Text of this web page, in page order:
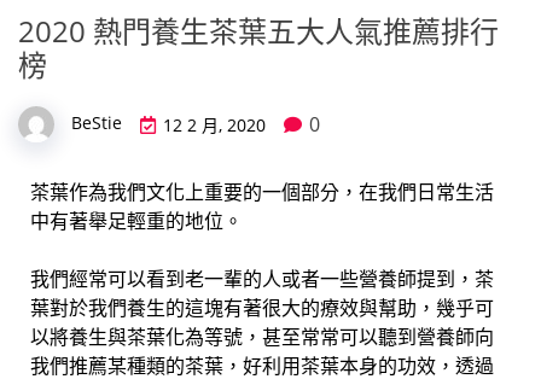
2020 熱門養生茶葉五大人氣推薦排行
榜
BeStie 12 2 月, 2020 0
茶葉作為我們文化上重要的一個部分，在我們日常生活
中有著舉足輕重的地位。
我們經常可以看到老一輩的人或者一些營養師提到，茶
葉對於我們養生的這塊有著很大的療效與幫助，幾乎可
以將養生與茶葉化為等號，甚至常常可以聽到營養師向
我們推薦某種類的茶葉，好利用茶葉本身的功效，透過